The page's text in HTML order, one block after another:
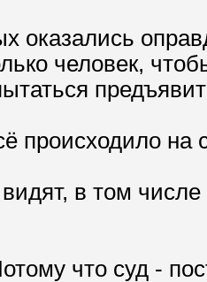
оказались
человек,
происходило на
в том
что суд -